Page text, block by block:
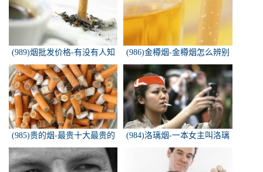
(989)烟批发价格-有没有人知
道，各种香烟批发价？
(986)金樽烟-金樽烟怎么辨别
真假
(985)贵的烟-最贵十大最贵的
香烟是什么
(984)洛璃烟-一本女主叫洛璃
烟的快穿小说，叫什么名字来
着？？？